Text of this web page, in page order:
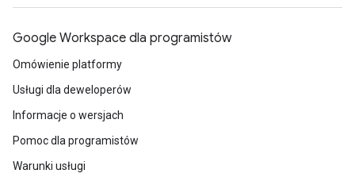
Google Workspace dla programistów
Omówienie platformy
Usługi dla deweloperów
Informacje o wersjach
Pomoc dla programistów
Warunki usługi